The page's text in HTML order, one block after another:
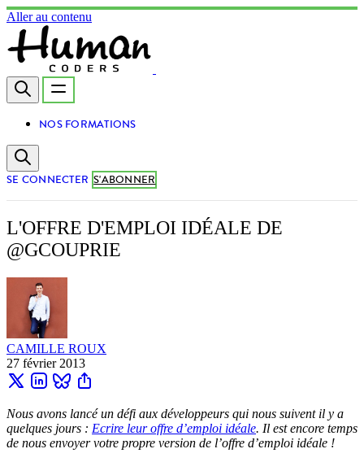
Aller au contenu
NOS FORMATIONS
SE CONNECTER S'ABONNER
L'OFFRE D'EMPLOI IDÉALE DE
@GCOUPRIE
CAMILLE ROUX
27 février 2013
Nous avons lancé un défi aux développeurs qui nous suivent il y a
quelques jours : Ecrire leur offre d’emploi idéale. Il est encore temps
de nous envoyer votre propre version de l’offre d’emploi idéale !